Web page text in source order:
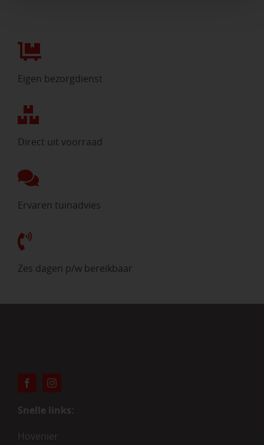
Eigen bezorgdienst
Direct uit voorraad
Ervaren tuinadvies
Zes dagen p/w bereikbaar
Snelle links:
Hovenier